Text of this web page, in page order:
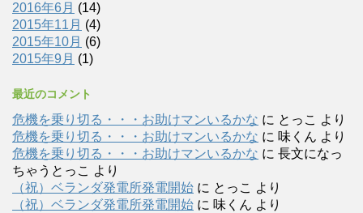
2016年6月 (14)
2015年11月 (4)
2015年10月 (6)
2015年9月 (1)
最近のコメント
危機を乗り切る・・・お助けマンいるかな に とっこ より
危機を乗り切る・・・お助けマンいるかな に 味くん より
危機を乗り切る・・・お助けマンいるかな に 長文になっ
ちゃうとっこ より
（祝）ベランダ発電所発電開始 に とっこ より
（祝）ベランダ発電所発電開始 に 味くん より